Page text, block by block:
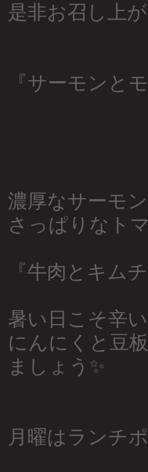
是非お召し上
『サーモンと
濃厚なサーモ
さっぱりなト
『牛肉とキム
暑い日こそ辛
にんにくと豆
ましょう✨
月曜はランチ